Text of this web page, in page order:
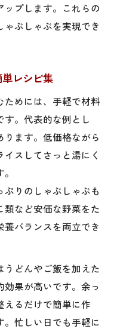
プします。これらの
ぶしゃぶを実現でき
レシピ集
ためには、手軽で材料
。代表的な例とし
ます。低価格ながら
スしてさっと湯にく
ぷりのしゃぶしゃぶも
など安価な野菜をた
バランスを両立でき
うどんやご飯を加えた
果が高いです。余っ
えるだけで簡単に作
忙しい日でも手軽に